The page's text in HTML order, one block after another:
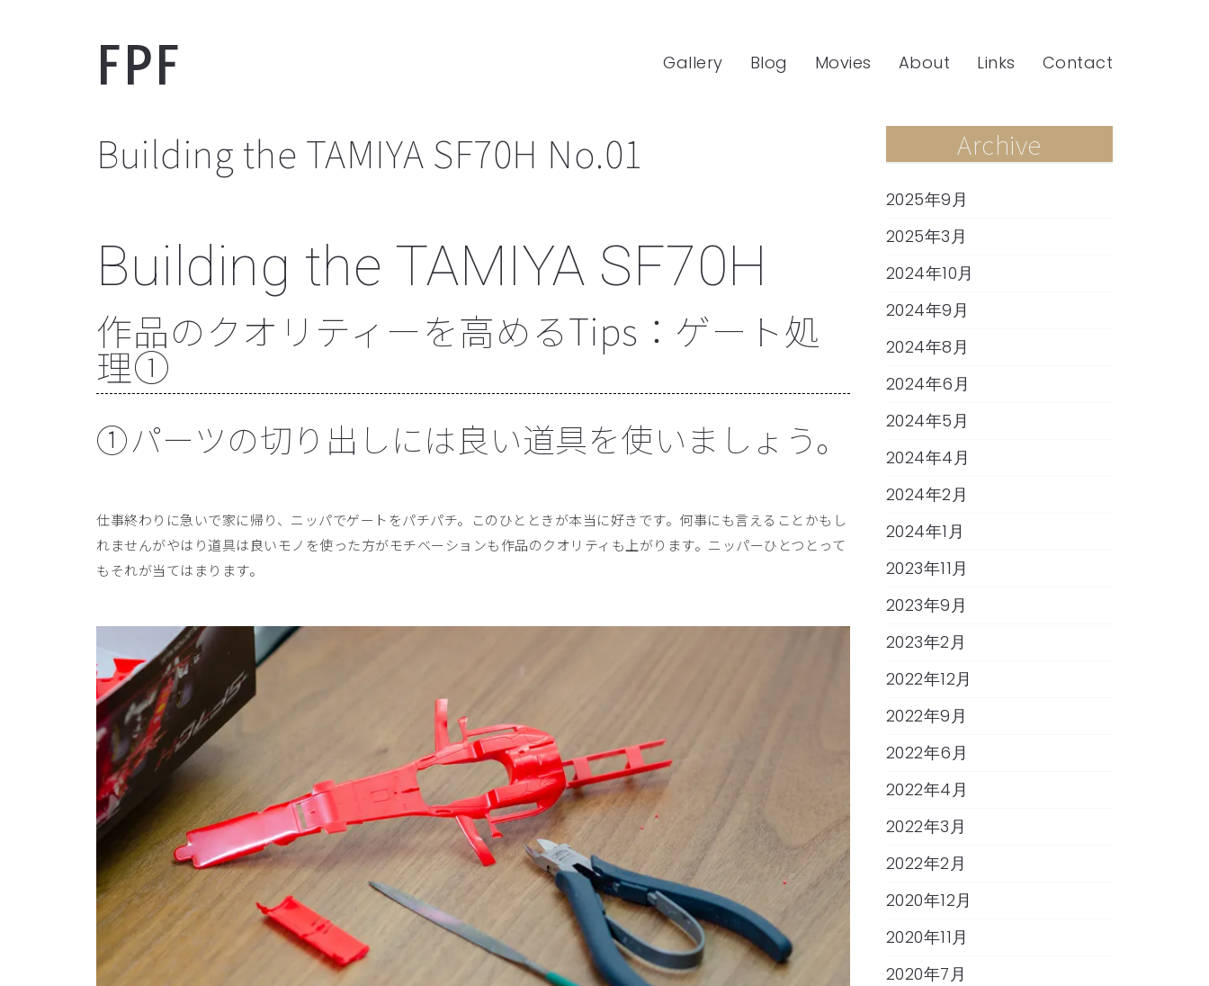
Gallery Blog Movies About Links Contact
FPF
Building the TAMIYA SF70H No.01
Building the TAMIYA SF70H
作品のクオリティーを高めるTips：ゲート処
理①
①パーツの切り出しには良い道具を使いましょう。
仕事終わりに急いで家に帰り、ニッパでゲートをパチパチ。このひとときが本当に好きです。何事にも言えることかもし
れませんがやはり道具は良いモノを使った方がモチベーションも作品のクオリティも上がります。ニッパーひとつとって
もそれが当てはまります。
Archive
2025年9月
2025年3月
2024年10月
2024年9月
2024年8月
2024年6月
2024年5月
2024年4月
2024年2月
2024年1月
2023年11月
2023年9月
2023年2月
2022年12月
2022年9月
2022年6月
2022年4月
2022年3月
2022年2月
2020年12月
2020年11月
2020年7月